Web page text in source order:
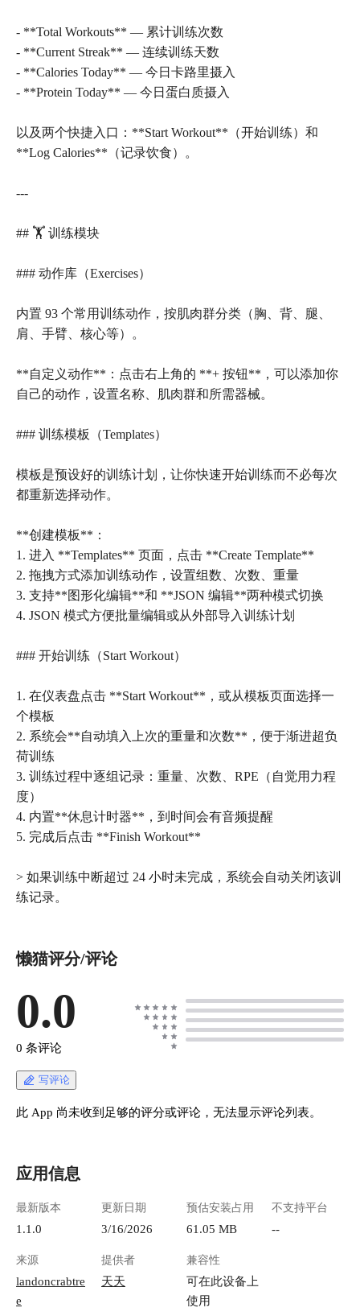
- **Total Workouts** — 累计训练次数
- **Current Streak** — 连续训练天数
- **Calories Today** — 今日卡路里摄入
- **Protein Today** — 今日蛋白质摄入
以及两个快捷入口：**Start Workout**（开始训练）和
**Log Calories**（记录饮食）。
---
## 🏋️ 训练模块
### 动作库（Exercises）
内置 93 个常用训练动作，按肌肉群分类（胸、背、腿、
肩、手臂、核心等）。
**自定义动作**：点击右上角的 **+ 按钮**，可以添加你
自己的动作，设置名称、肌肉群和所需器械。
### 训练模板（Templates）
模板是预设好的训练计划，让你快速开始训练而不必每次
都重新选择动作。
**创建模板**：
1. 进入 **Templates** 页面，点击 **Create Template**
2. 拖拽方式添加训练动作，设置组数、次数、重量
3. 支持**图形化编辑**和 **JSON 编辑**两种模式切换
4. JSON 模式方便批量编辑或从外部导入训练计划
### 开始训练（Start Workout）
1. 在仪表盘点击 **Start Workout**，或从模板页面选择一
个模板
2. 系统会**自动填入上次的重量和次数**，便于渐进超负
荷训练
3. 训练过程中逐组记录：重量、次数、RPE（自觉用力程
度）
4. 内置**休息计时器**，到时间会有音频提醒
5. 完成后点击 **Finish Workout**
> 如果训练中断超过 24 小时未完成，系统会自动关闭该训
懒猫评分/评论
0.0
0 条评论
写评论
此 App 尚未收到足够的评分或评论，无法显示评论列表。
应用信息
最新版本
1.1.0
更新日期
3/16/2026
预估安装占用
61.05 MB
不支持平台
--
来源
landoncrabtre
e
提供者
天天
兼容性
可在此设备上
使用